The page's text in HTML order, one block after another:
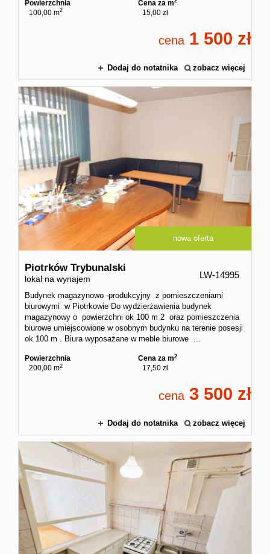
Powierzchnia
100,00 m2
Cena za m
15,00 zł
cena 1 500
Dodaj do notatnika zobacz więcej
nowa oferta
Piotrków Trybunalski
lokal na wynajem LW-14995
Budynek magazynowo -produkcyjny z pomieszczeniami
biurowymi w Piotrkowie Do wydzierżawienia budynek
magazynowy o powierzchni ok 100 m 2 oraz pomieszczenia
biurowe umiejscowione w osobnym budynku na terenie posesji
ok 100 m . Biura wyposażane w meble biurowe ...
Powierzchnia
200,00 m2
Cena za m2
17,50 zł
cena 3 500
Dodaj do notatnika zobacz więcej